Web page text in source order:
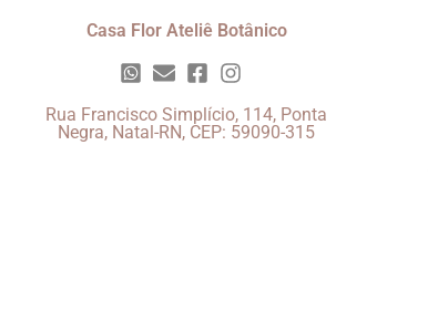
Casa Flor Ateliê Botânico
Rua Francisco Simplício, 114, Ponta
Negra, Natal-RN, CEP: 59090-315